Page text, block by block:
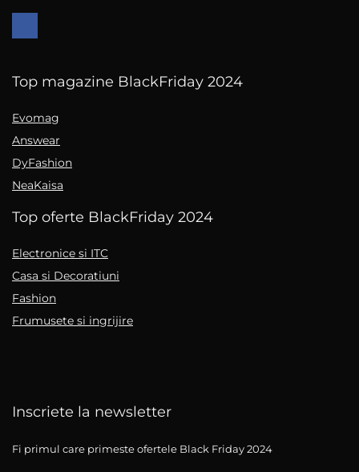
Top magazine BlackFriday 2024
Evomag
Answear
DyFashion
NeaKaisa
Top oferte BlackFriday 2024
Electronice si ITC
Casa si Decoratiuni
Fashion
Frumusete si ingrijire
Inscriete la newsletter
Fi primul care primeste ofertele Black Friday 2024